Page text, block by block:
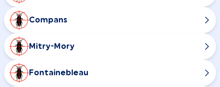
Compans
Mitry-Mory
Fontainebleau